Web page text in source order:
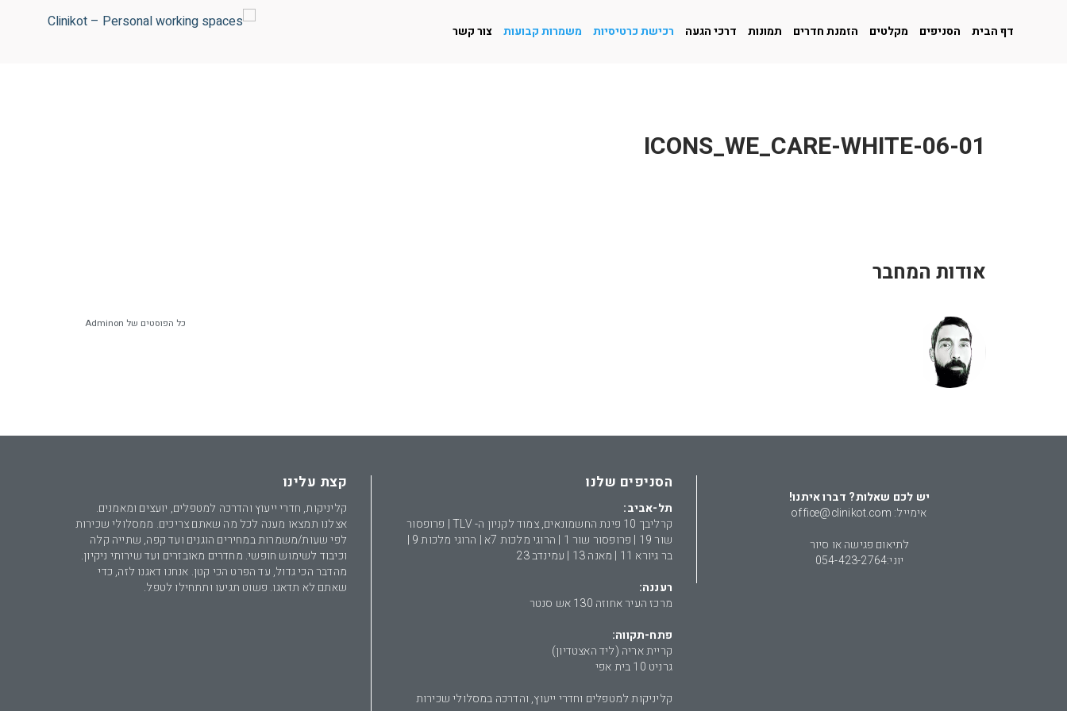
דף הבית הסניפים מקלטים הזמנת חדרים תמונות דרכי הגעה רכישת כרטיסיות משמרות קבועות צור קשר
01-ICONS_WE_CARE-WHITE-06
אודות המחבר
כל הפוסטים של Adminon
יש לכם שאלות? דברו איתנו!
אימייל: office@clinikot.com
לתיאום פגישה או סיור
יוני:054-423-2764
הסניפים שלנו
תל-אביב:
קרליבך 10 פינת החשמונאים, צמוד לקניון ה- TLV | פרופסור
שור 19 | פרופסור שור 1 | הרוגי מלכות 7א | הרוגי מלכות 9 |
בר גיורא 11 | מאנה 13 | עמינדב 23
רעננה:
מרכז העיר אחוזה 130 אש סנטר
פתח-תקווה:
קריית אריה (ליד האצטדיון)
גרניט 10 בית אפי
קליניקות למטפלים וחדרי ייעוץ, והדרכה במסלולי שכירות
קצת עלינו
קליניקות, חדרי ייעוץ והדרכה למטפלים, יועצים ומאמנים.
אצלנו תמצאו מענה לכל מה שאתם צריכים. ממסלולי שכירות
לפי שעות/משמרות במחירים הוגנים ועד קפה, שתייה קלה
וכיבוד לשימוש חופשי. מחדרים מאובזרים ועד שירותי ניקיון.
מהדבר הכי גדול, עד הפרט הכי קטן. אנחנו דאגנו לזה, כדי
שאתם לא תדאגו. פשוט תגיעו ותתחילו לטפל.